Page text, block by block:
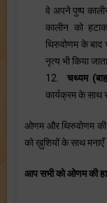
वे अपने पुष्प
कालीन को
थिरुवोणम के
नृत्य भी किया
12. चथ्यम
कार्यक्रम के साथ
ओणम और थिरुवोणम की
को ख़ुशियों के साथ
आप सभी को ओणम की